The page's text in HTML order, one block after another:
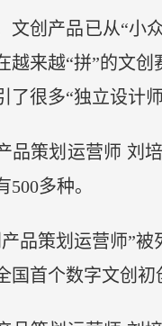
文创产品已从“小
越来越“拼”的文
了很多“独立设计
品策划运营师 刘
500多种。
产品策划运营师”
国首个数字文创初